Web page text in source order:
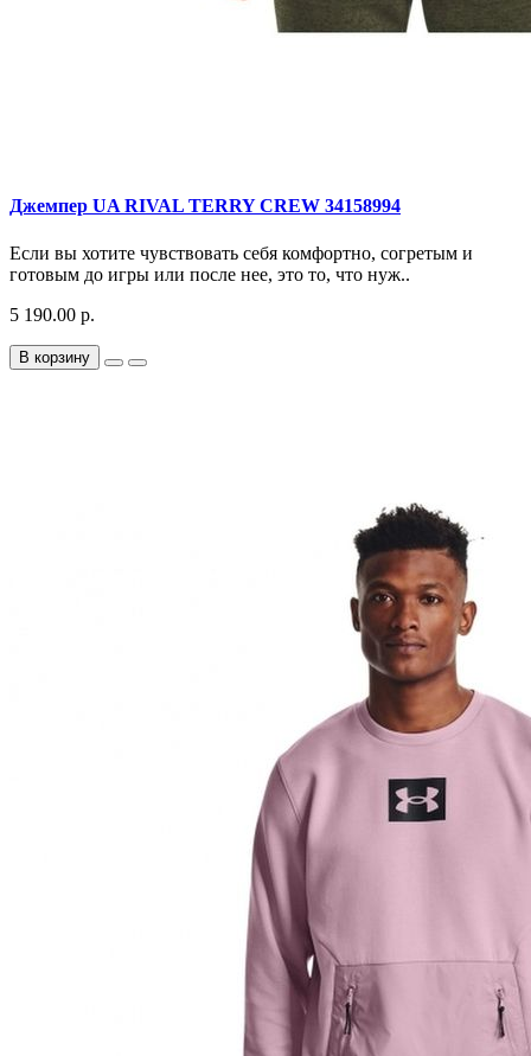
Джемпер UA RIVAL TERRY CREW 34158994
Если вы хотите чувствовать себя комфортно, согретым и
готовым до игры или после нее, это то, что нуж..
5 190.00 р.
В корзину